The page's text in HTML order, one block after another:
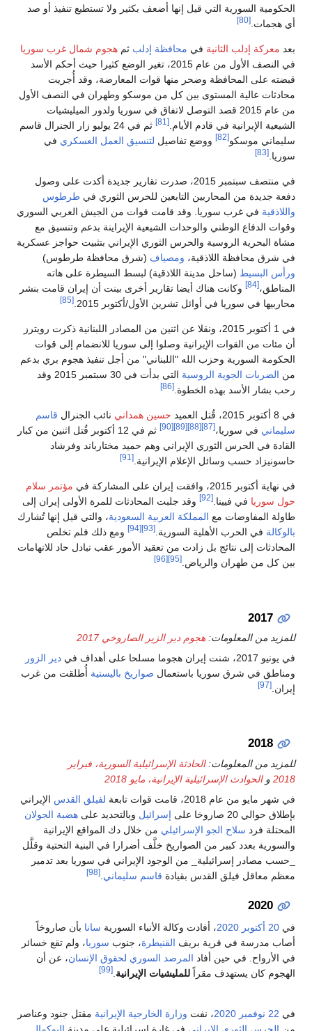
الحكومية السورية التي قيل إنها أضعف بكثير ولا تستطيع تنفيذ أو صد
أي هجمات. [80]
بعد معركة إدلب الثانية في محافظة إدلب ثم هجوم شمال غرب سوريا
في النصف الأول من عام 2015، تغير الوضع كثيرا حيث أحكم الأسد
قبضته على المحافظة وضحر منها قوات المعارضة، وقد أُجريت
محادثات عالية المستوى بين كل من موسكو وطهران في النصف الأول
من عام 2015 قصد التوصل لاتفاق في سوريا ولدور الميليشيات
الشيعية الإيرانية في قادم الأيام. [81]
ثم في 24 يوليو زار الجنرال قاسم
سليماني موسكو[82] ووضع تفاصيل لتنسيق العمل العسكري في
سوريا. [83]
في منتصف سبتمبر 2015، صدرت تقارير جديدة أكدت على وصول
دفعة جديدة من المحاربين التابعين للحرس الثوري في طرطوس
واللاذقية في غرب سوريا. وقد قامت قوات من الجيش العربي السوري
وقوات الدفاع الوطني والوحدات الشيعية الإيراينة بدعم وتنسيق مع
مشاة البحرية الروسية والحرس الثوري الإيراني بتثبيت حواجز عسكرية
في شرق محافظة اللاذقية، ومصياف (شرق محافظة طرطوس)
ورأس البسيط (ساحل مدينة اللاذقية) لبسط السيطرة على هاته
المناطق،[84]
وكانت هناك أيضا تقارير أخرى بينت أن إيران قامت بنشر
محاربيها في سوريا في أوائل تشرين الأول/أكتوبر 2015.
[85]
في 1 أكتوبر 2015، ونقلا عن اثنين من المصادر اللبنانية ذكرت رويترز
أن مئات من القوات الإيرانية وصلوا إلى سوريا للانضمام إلى قوات
الحكومة السورية وحزب الله "اللبناني" من أجل تنفيذ هجوم بري بدعم
من الضربات الجوية الروسية
التي بدأت في 30 سبتمبر 2015 وقد
رحب بشار الأسد بهذه الخطوة. [86]
في 8 أكتوبر 2015، قُتل العميد حسين همداني نائب الجنرال قاسم
سليماني في سوريا،[87]
[88]
[89]
[90]
ثم في 12 أكتوبر قُتل اثنين من كبار
القادة في الحرس الثوري الإيراني وهم حميد مختارباند وفرشاد
حاسونيزاد حسب وسائل الإعلام الإيرانية. [91]
في نهاية أكتوبر 2015، وافقت إيران على المشاركة في
مؤتمر سلام
حول سوريا في فيينا. [92]
وقد جلبت المحادثات للمرة الأولى إيران إلى
طاولة المفاوضات مع المملكة العربية السعودية، والتي قيل إنها تُشارك
بالوكالة في الحرب الأهلية السورية. [93]
[94]
ومع ذلك فلم تخلص
المحادثات إلى نتائج بل زادت من تعقيد الأمور عقب تبادل حاد للاتهامات
بين كل من طهران والرياض. [95]
[96]
2017
للمزيد من المعلومات: هجوم دير الزير الصاروخي 2017
في يونيو 2017، شنت إيران هجوما مسلحا على أهداف في
دير الزور
ومناطق في شرق سوريا باستعمال صواريخ باليستية أُطلقت من غرب
إيران. [97]
2018
للمزيد من المعلومات:الحادثة الإسرائيلية السورية، فبراير
2018 والحوادث الإسرائيلية الإيرانية، مايو 2018
في شهر مايو من عام 2018، قامت قوات تابعة
لفيلق القدس الإيراني
بإطلاق حوالي 20 صاروخا على
إسرائيل وبالتحديد على هضبة الجولان
المحتلة فرد سلاح الجو الإسرائيلي من خلال دك المواقع الإيرانية
والسورية بعدد كبير من الصواريخ خلَّف أضرارا في البنية التحتية وقلَّل
_حسب مصادر إسرائيلية_ من الوجود الإيراني في سوريا بعد تدمير
معظم معاقل فيلق القدس بقيادة قاسم سليماني [98]
2020
في 20 أكتوبر 2020، أفادت وكالة الأنباء السورية سانا بأن صاروخاً
أصاب مدرسة في قرية بريف القنيطرة، جنوب سوريا، ولم تقع خسائر
في الأرواح. في حين أفاد المرصد السوري لحقوق الإنسان، عن أن
الهجوم كان يستهدف مقراً للمليشيات الإيرانية [99]
في 22 نوفمبر 2020، نفت وزارة الخارجية الإيرانية مقتل جنود وعناصر